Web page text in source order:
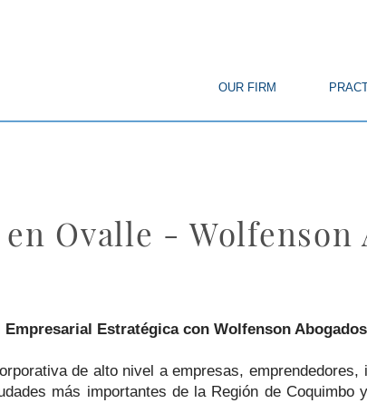
OUR FIRM
Ovalle - Wolfenson
Estratégica con Wolfenson Abogados
de alto nivel a empresas,
más importantes de la Región de